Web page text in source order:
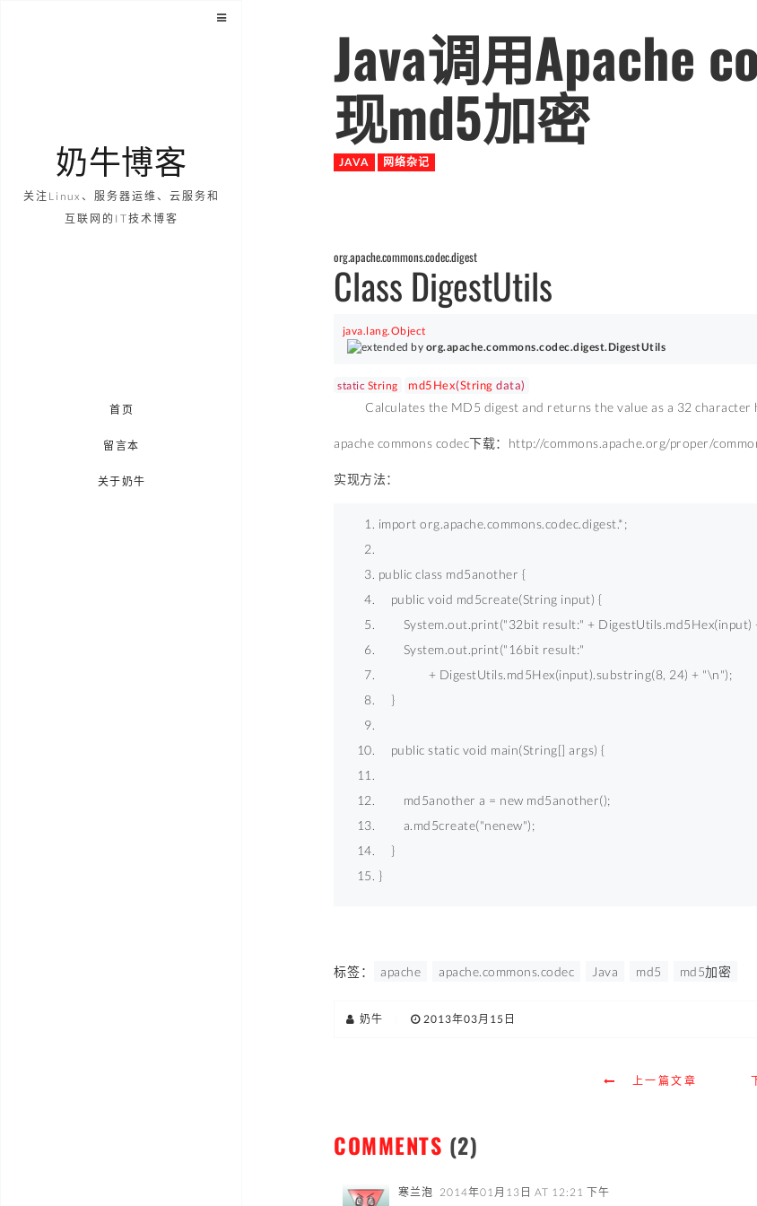
奶牛博客
关注Linux、服务器运维、云服务和
互联网的IT技术博客
首页
留言本
关于奶牛
Java调用Apache
现md5加密
JAVA 网络杂记
org.apache.commons.codec.digest
Class DigestUtils
java.lang.Object
org.apache.commons.codec.digest.DigestUtils
static String md5Hex(String data)
Calculates the MD5 digest and returns the value as a 32 character
apache commons codec下载：http://commons.apache.org/proper/
实现方法：
import org.apache.commons.codec.digest.*;
public class md5another {
public void md5create(String input) {
System.out.print("32bit result:" + DigestUtils.md5Hex(input)
System.out.print("16bit result:"
+ DigestUtils.md5Hex(input).substring(8, 24) + "\n");
}
public static void main(String[] args) {
md5another a = new md5another();
a.md5create("nenew");
}
}
标签： apache apache.commons.codec Java md5 md5加密
奶牛 2013年03月15日
上一篇文章
COMMENTS (2)
寒兰泡 2014年01月13日 AT 12:21 下午